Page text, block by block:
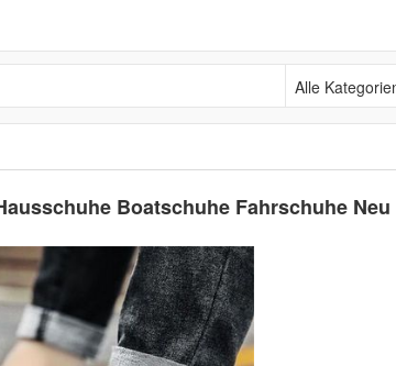
Alle Kategorien
Boatschuhe Fahrschuhe Neu